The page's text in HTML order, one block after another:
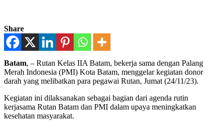
Share
Batam, – Rutan Kelas IIA Batam, bekerja sama dengan Palang
Merah Indonesia (PMI) Kota Batam, menggelar kegiatan donor
darah yang melibatkan para pegawai Rutan, Jumat (24/11/23).
Kegiatan ini dilaksanakan sebagai bagian dari agenda rutin
kerjasama Rutan Batam dan PMI dalam upaya meningkatkan
kesehatan masyarakat.